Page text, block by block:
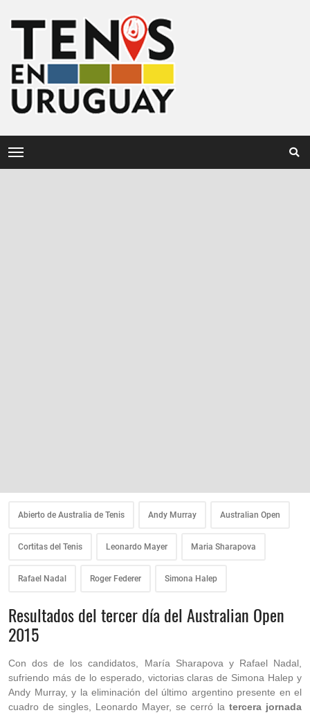
Abierto de Australia de Tenis Andy Murray Australian Open
Cortitas del Tenis Leonardo Mayer Maria Sharapova
Rafael Nadal Roger Federer Simona Halep
Resultados del tercer día del Australian Open
2015
Con dos de los candidatos, María Sharapova y Rafael Nadal,
sufriendo más de lo esperado, victorias claras de Simona Halep y
Andy Murray, y la eliminación del último argentino presente en el
cuadro de singles, Leonardo Mayer, se cerró la tercera jornada